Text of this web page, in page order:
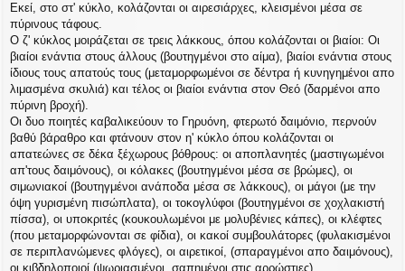
Εκεί, στο στ' κύκλο, κολάζονται οι αιρεσιάρχες, κλεισμένοι μέσα σε
πύρινους τάφους.
Ο ζ' κύκλος μοιράζεται σε τρεις λάκκους, όπου κολάζονται οι βιαίοι: Οι
βιαίοι ενάντια στους άλλους (βουτηγμένοι στο αίμα), βιαίοι ενάντια στους
ίδιους τους απατούς τους (μεταμορφωμένοι σε δέντρα ή κυνηγημένοι απο
λιμασμένα σκυλιά) και τέλος οι βιαίοι ενάντια στον Θεό (δαρμένοι απο
πύρινη βροχή).
Οι δυο ποιητές καβαλικεύουν το Γηρυόνη, φτερωτό δαιμόνιο, περνούν
βαθύ βάραθρο και φτάνουν στον η' κύκλο όπου κολάζονται οι
απατεώνες σε δέκα ξέχωρους βόθρους: οι αποπλανητές (μαστιγωμένοι
απ'τους δαιμόνους), οι κόλακες (βουτηγμένοι μέσα σε βρώμες), οι
σιμωνιακοί (βουτηγμένοι ανάποδα μέσα σε λάκκους), οι μάγοι (με την
όψη γυρισμένη πισώπλατα), οι τοκογλύφοι (βουτηγμένοι σε χοχλακιστή
πίσσα), οι υποκριτές (κουκουλωμένοι με μολυβένιες κάπες), οι κλέφτες
(που μεταμορφώνονται σε φίδια), οι κακοί συμβουλάτορες (φυλακισμένοι
σε περιπλανώμενες φλόγες), οι αιρετικοί, (σπαραγμένοι απο δαιμόνους),
οι κιβδηλοποιοί (ψωριασμένοι, σαπημένοι στις αρρώστιες).